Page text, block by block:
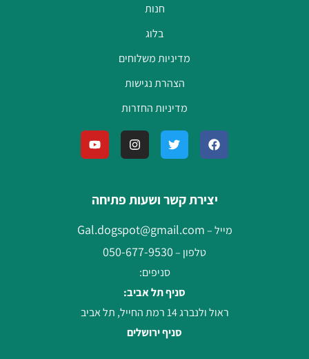
חנות
בלוג
מדיניות משלוחים
הצהרת נגישות
מדיניות החזרות
יצירת קשר ושעות פתיחה
מייל –Gal.dogspot@gmail.com
טלפון –050-677-9530
סניפים:
סניף תל אביב:
ראול ולנברג 14 רמת החייל, תל אביב
סניף ירושלים